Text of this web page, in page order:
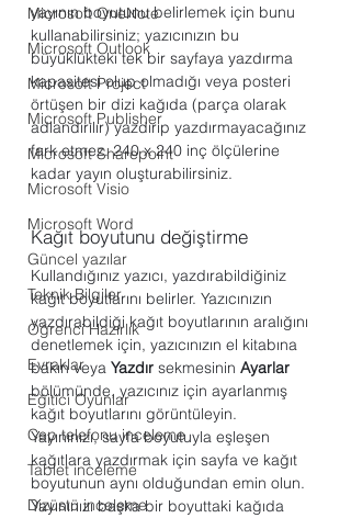
Microsoft OneNote
Microsoft Outlook
Microsoft Project
Microsoft Publisher
Microsoft Sharepoint
Microsoft Visio
Microsoft Word
Güncel yazılar
Teknik Bilgiler
Öğrenci Hazırlık
Evraklar
Eğitici Oyunlar
Cep telefonu inceleme
Tablet inceleme
Dizüstü inceleme
yayının boyutunu belirlemek için bunu
kullanabilirsiniz; yazıcınızın bu
büyüklükteki tek bir sayfaya yazdırma
kapasitesi olup olmadığı veya posteri
örtüşen bir dizi kağıda (parça olarak
adlandırılır) yazdırıp yazdırmayacağınız
fark etmez. 240 x 240 inç ölçülerine
kadar yayın oluşturabilirsiniz.
Kağıt boyutunu değiştirme
Kullandığınız yazıcı, yazdırabildiğiniz
kağıt boyutlarını belirler. Yazıcınızın
yazdırabildiği kağıt boyutlarının aralığını
denetlemek için, yazıcınızın el kitabına
bakın veya Yazdır sekmesinin Ayarlar
bölümünde, yazıcınız için ayarlanmış
kağıt boyutlarını görüntüleyin.
Yayınınızı, sayfa boyutuyla eşleşen
kağıtlara yazdırmak için sayfa ve kağıt
boyutunun aynı olduğundan emin olun.
Yayınınızı başka bir boyuttaki kağıda